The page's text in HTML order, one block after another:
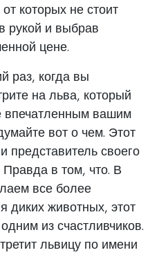
которых не стоит
рукой и выбрав
цене.
раз, когда вы
на льва, который
впечатленным вашим
вот о чем. Этот
своего
в том, что. В
все более
диких животных, этот
из счастливчиков.
львицу по имени